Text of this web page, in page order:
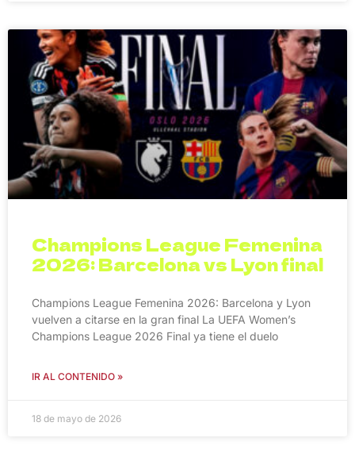
Champions League Femenina
2026: Barcelona vs Lyon final
Champions League Femenina 2026: Barcelona y Lyon
vuelven a citarse en la gran final La UEFA Women’s
Champions League 2026 Final ya tiene el duelo
IR AL CONTENIDO »
18 de mayo de 2026